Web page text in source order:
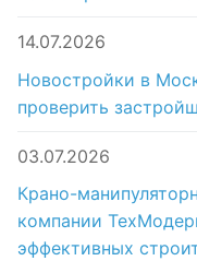
14.07.2026
Новостройки в
проверить
03.07.2026
Крано-
компании
эффективных